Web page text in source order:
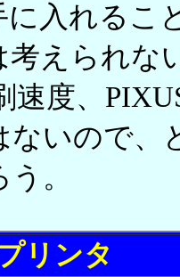
に入れるこ
考えられな
速度、
ないので、
。
リンタ